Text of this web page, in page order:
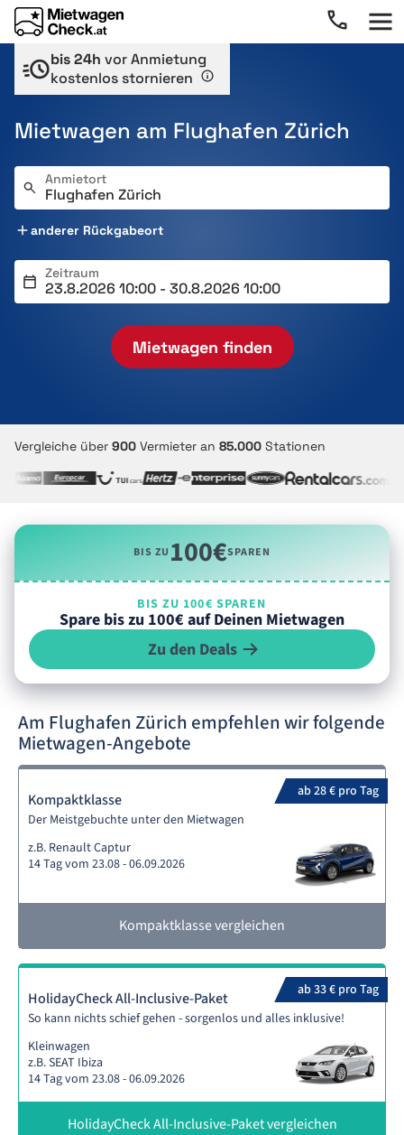
bis 24h vor Anmietung
kostenlos stornieren
Mietwagen am Flughafen Zürich
Anmietort
anderer Rückgabeort
Zeitraum
Mietwagen finden
Vergleiche über 900 Vermieter an 85.000 Stationen
BIS ZU100€SPAREN
BIS ZU 100€ SPAREN
Spare bis zu 100€ auf Deinen Mietwagen
Zu den Deals
Am Flughafen Zürich empfehlen wir folgende
Mietwagen-Angebote
ab 28 € pro Tag
Kompaktklasse
Der Meistgebuchte unter den Mietwagen
z.B. Renault Captur
14 Tag vom 23.08 - 06.09.2026
Kompaktklasse vergleichen
ab 33 € pro Tag
HolidayCheck All-Inclusive-Paket
So kann nichts schief gehen - sorgenlos und alles inklusive!
Kleinwagen
z.B. SEAT Ibiza
14 Tag vom 23.08 - 06.09.2026
HolidayCheck All-Inclusive-Paket vergleichen